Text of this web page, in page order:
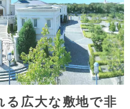
る広大な敷地で非